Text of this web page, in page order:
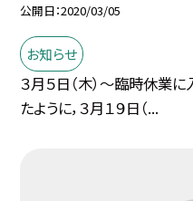
公開日 2020/03/05
お知らせ
３月５日（木）〜臨時休業
たように，３月１９日（...